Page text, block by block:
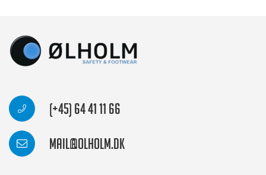
(+45) 64 41 11 66
mail@olholm.dk